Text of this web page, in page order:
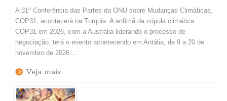
A 31ª Conferência das Partes da ONU sobre Mudanças Climáticas,
COP31, acontecerá na Turquia. A anfitriã da cúpula climática
COP31 em 2026, com a Austrália liderando o processo de
negociação. terá o evento acontecendo em Antália, de 9 a 20 de
novembro de 2026....
Veja mais